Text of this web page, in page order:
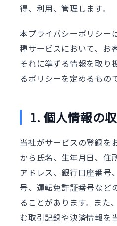
得、利用、管理します。
本プライバシーポリシー
種サービスにおいて、お
それに準ずる情報を取り
るポリシーを定めるもので
1. 個人情報の
当社がサービスの登録を
から氏名、生年月日、住
アドレス、銀行口座番号
号、運転免許証番号など
ることがあります。また
む取引記録や決済情報を